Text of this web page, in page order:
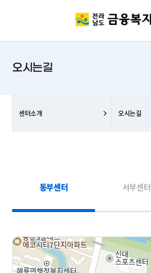
오시는길
센터소개 오시는길
선
됨
동부센터 서부센터